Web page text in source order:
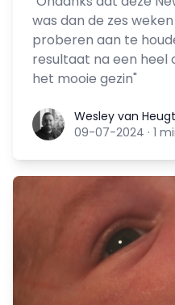
was dan de zes
proberen aan te
resultaat na een heel
het mooie gezin"
Wesley van Heugten
Wesley van
09-07-2024 · 1